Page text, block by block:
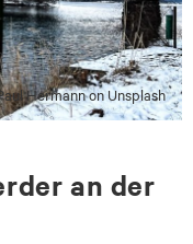
Hermann on Unsplash
an der